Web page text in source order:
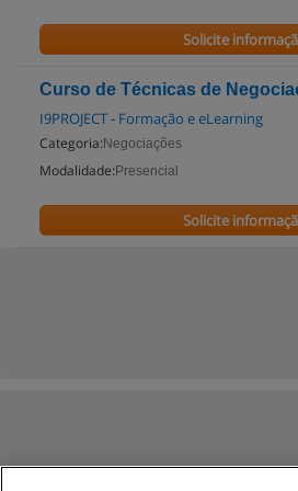
Solicite
Curso de Técnicas de
I9PROJECT - Formação e eLearning
Categoria: Negociações
Modalidade: Presencial
Solicite